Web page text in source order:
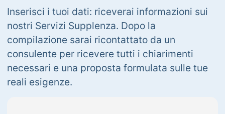
Inserisci i tuoi dati: riceverai informazioni sui
nostri Servizi Supplenza. Dopo la
compilazione sarai ricontattato da un
consulente per ricevere tutti i chiarimenti
necessari e una proposta formulata sulle tue
reali esigenze.